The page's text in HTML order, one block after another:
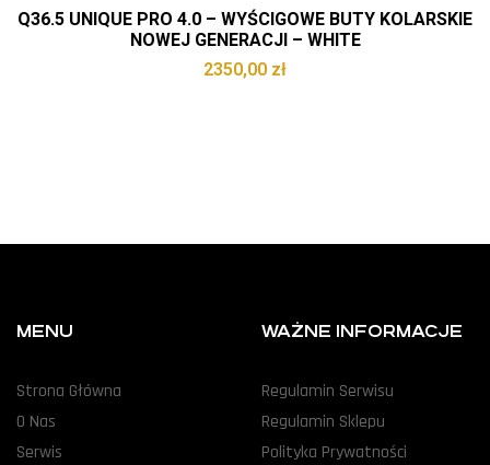
Q36.5 UNIQUE PRO 4.0 – WYŚCIGOWE BUTY KOLARSKIE
NOWEJ GENERACJI – WHITE
2350,00 zł
MENU
Strona Główna
O Nas
Serwis
WAŻNE INFORMACJE
Regulamin Serwisu
Regulamin Sklepu
Polityka Prywatności